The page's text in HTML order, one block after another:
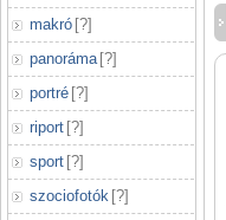
makró [?]
panoráma [?]
portré [?]
riport [?]
sport [?]
szociofotók [?]